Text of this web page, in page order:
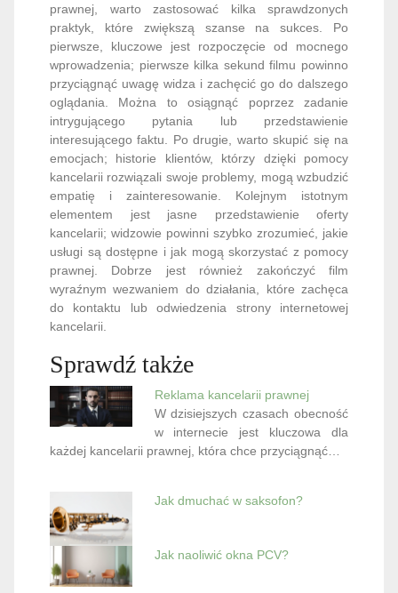
prawnej, warto zastosować kilka sprawdzonych
praktyk, które zwiększą szanse na sukces. Po
pierwsze, kluczowe jest rozpoczęcie od mocnego
wprowadzenia; pierwsze kilka sekund filmu powinno
przyciągnąć uwagę widza i zachęcić go do dalszego
oglądania. Można to osiągnąć poprzez zadanie
intrygującego pytania lub przedstawienie
interesującego faktu. Po drugie, warto skupić się na
emocjach; historie klientów, którzy dzięki pomocy
kancelarii rozwiązali swoje problemy, mogą wzbudzić
empatię i zainteresowanie. Kolejnym istotnym
elementem jest jasne przedstawienie oferty
kancelarii; widzowie powinni szybko zrozumieć, jakie
usługi są dostępne i jak mogą skorzystać z pomocy
prawnej. Dobrze jest również zakończyć film
wyraźnym wezwaniem do działania, które zachęca
do kontaktu lub odwiedzenia strony internetowej
kancelarii.
Sprawdź także
Reklama kancelarii prawnej
W dzisiejszych czasach obecność
w internecie jest kluczowa dla
każdej kancelarii prawnej, która chce przyciągnąć…
Jak dmuchać w saksofon?
Jak naoliwić okna PCV?